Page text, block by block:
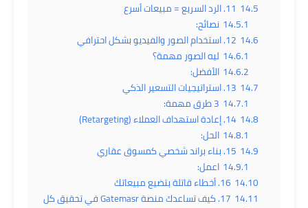
14.5 11. الرد السريع = مبيعات أسرع
14.5.1 نصائح:
14.6 12. استخدام الصور والفيديو بشكل احترافي
14.6.1 ليه الصور مهمة؟
14.6.2 الأفضل:
14.7 13. استراتيجيات التسعير الذكي
14.7.1 3 طرق مهمة:
14.8 14. إعادة استهداف العملاء (Retargeting)
14.8.1 الحل:
14.9 15. بناء براند شخصي كمسوق عقاري
14.9.1 اعمل:
14.10 16. أخطاء قاتلة بتضيع مبيعاتك
14.11
17. كيف تساعدك منصة Gatemasr في تحقيق كل